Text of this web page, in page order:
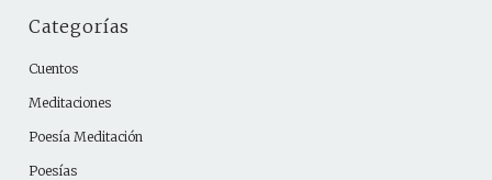
Categorías
Cuentos
Meditaciones
Poesía Meditación
Poesías